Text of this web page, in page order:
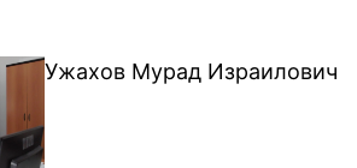
Ужахов Мурад Израилович